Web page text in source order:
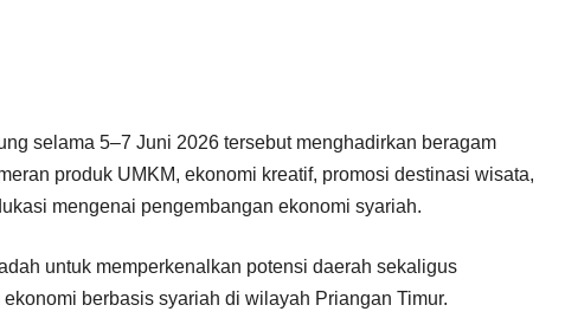
selama 5–7 Juni 2026 tersebut menghadirkan beragam
produk UMKM, ekonomi kreatif, promosi destinasi wisata,
mengenai pengembangan ekonomi syariah.
untuk memperkenalkan potensi daerah sekaligus
berbasis syariah di wilayah Priangan Timur.